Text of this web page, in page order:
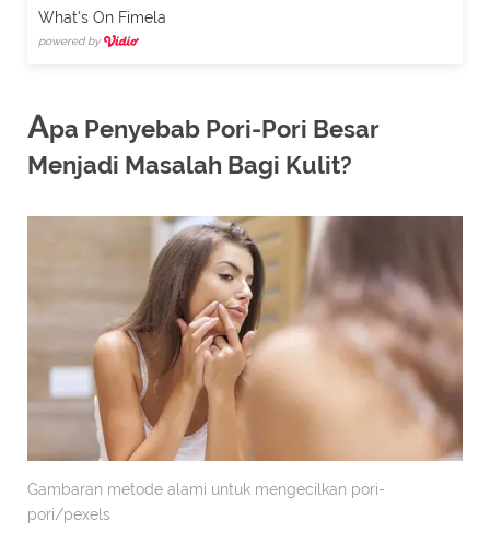
What's On Fimela
powered by
Apa Penyebab Pori-Pori Besar
Menjadi Masalah Bagi Kulit?
Gambaran metode alami untuk mengecilkan pori-
pori/pexels